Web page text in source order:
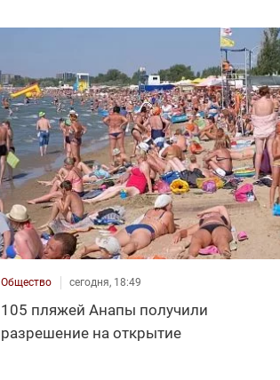
Общество сегодня, 18:49
105 пляжей Анапы получили
разрешение на открытие